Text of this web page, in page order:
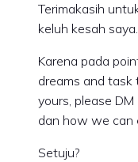
Terimakasih
keluh kesah saya.
Karena pada
dreams and task
yours, please
dan how we can
Setuju?